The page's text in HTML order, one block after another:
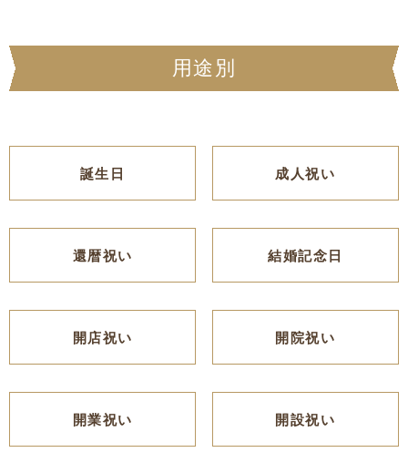
用途別
誕生日 成人祝い
還暦祝い 結婚記念日
開店祝い 開院祝い
開業祝い 開設祝い